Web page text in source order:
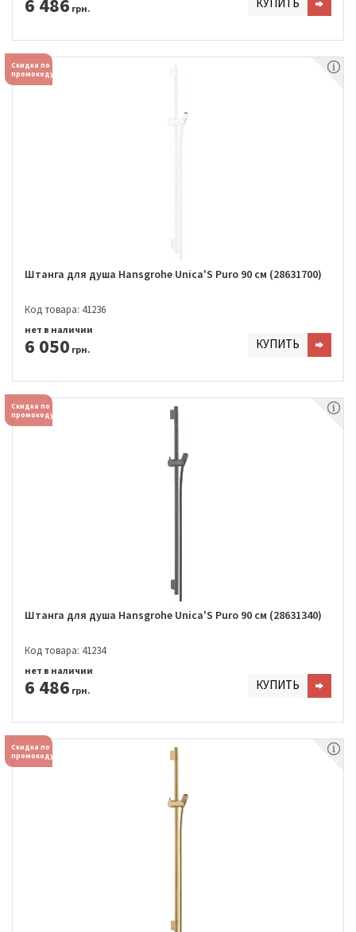
6 486 грн.
Скидка по
промокоду
Штанга для душа Hansgrohe Unica'S Puro 90 см (28631700)
Код товара: 41236
6 050 грн.
нет в наличии
КУПИТЬ
Скидка по
промокоду
Штанга для душа Hansgrohe Unica'S Puro 90 см (28631340)
Код товара: 41234
6 486 грн.
нет в наличии
КУПИТЬ
Скидка по
промокоду